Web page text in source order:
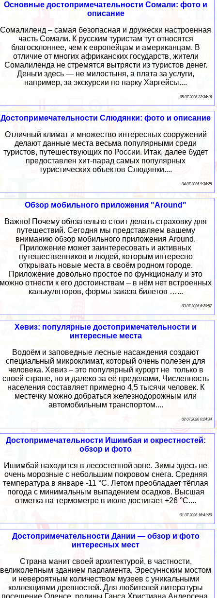
Основные достопримечательности Сомали: фото и
описание
Сомалиленд – самая безопасная и дружески настроенная
часть Сомали. К русским туристам тут относятся
благосклоннее, чем к европейцам и американцам. В
отличие от многих африканских государств, жители
Сомалиленда не стремятся вытрясти из туристов денег.
Деньги здесь — не милостыня, а плата за услуги,
например, за экскурсии по парку Харгейсы....
05 07 2026 22:34:16
Достопримечательности Слюдянки: фото и описание
Отличный климат и множество интересных сооружений
делают данные места весьма популярными среди
туристов, путешествующих по России. Итак, далее будет
предоставлен хит-парад самых популярных
туристических объектов Слюдянки....
04 07 2026 9:34:25
Обзор мобильного приложения "Around"
Важно! Почему обязательно стоит делать страховку для
путешествий. Сегодня мы представляем вашему
вниманию обзор мобильного приложения Around.
Приложение может заинтересовать и активных
путешественников и людей, которым интересно
открывать новые места в своём родном городе.
Приложение довольно простое по функционалу и это
можно отнести к его достоинствам – в нём нет встроенных
калькуляторов, формы заказа билетов …...
03 07 2026 6:20:57
Хевиз: популярные достопримечательности и
интересные места
Водоём и заповедные лесные насаждения создают
специальный микроклимат, который очень полезен для
человека. Хевиз – это популярный курорт не только в
своей стране, но и далеко за её пределами. Численность
населения составляет примерно 4,5 тысячи человек. К
местечку можно добраться железнодорожным или
автомобильным транспортом....
02 07 2026 0:24:34
Достопримечательности Ишимбая и окрестностей:
обзор и фото
Ишимбай находится в лесостепной зоне. Зимы здесь не
очень морозные с небольшим покровом снега. Средняя
температура в январе -11 °C. Летом преобладает тёплая
погода с минимальным выпадением осадков. Высшая
отметка на термометре в июле достигает +26 °C....
01 07 2026 16:41:20
Достопримечательности Дании — обзор и фото
интересных мест
Страна манит своей архитектурой, в частности,
великолепным зданием парламента, Эресуннским мостом
и невероятным количеством музеев с уникальными
коллекциями древностей. Для любителей литературы